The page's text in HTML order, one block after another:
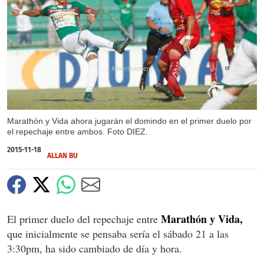
Marathón y Vida ahora jugarán el domindo en el primer duelo por
el repechaje entre ambos. Foto DIEZ.
X
2015-11-18
ALLAN BU
El primer duelo del repechaje entre Marathón y Vida,
que inicialmente se pensaba sería el sábado 21 a las
3:30pm, ha sido cambiado de día y hora.